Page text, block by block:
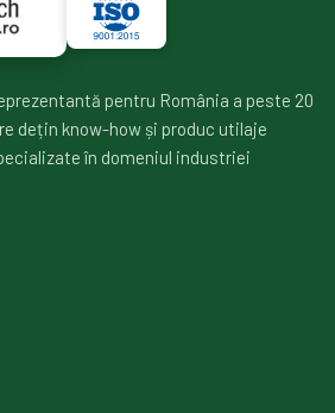
pentru România a peste 20
dețin know-how și produc utilaje
în domeniul industriei